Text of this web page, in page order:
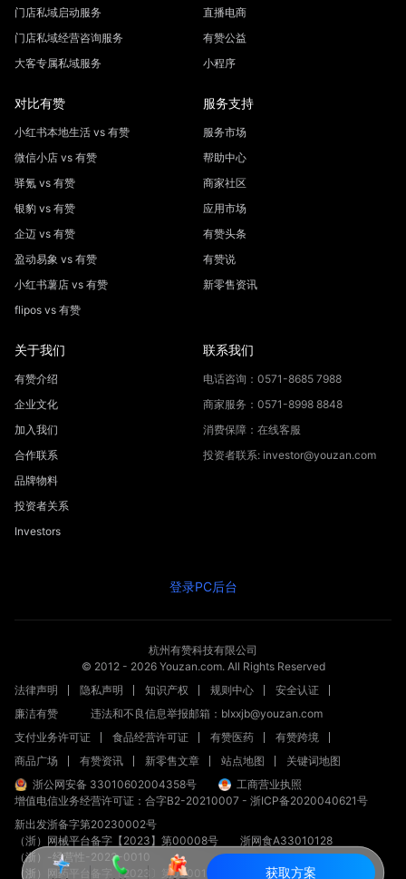
获取方案
门店私域启动服务
门店私域经营咨询服务
大客专属私域服务
直播电商
有赞公益
小程序
对比有赞
小红书本地生活 vs 有赞
微信小店 vs 有赞
驿氪 vs 有赞
银豹 vs 有赞
企迈 vs 有赞
盈动易象 vs 有赞
小红书薯店 vs 有赞
flipos vs 有赞
服务支持
服务市场
帮助中心
商家社区
应用市场
有赞头条
有赞说
新零售资讯
关于我们
有赞介绍
企业文化
加入我们
合作联系
品牌物料
投资者关系
Investors
联系我们
电话咨询：0571-8685 7988
商家服务：0571-8998 8848
消费保障：在线客服
投资者联系: investor@youzan.com
登录PC后台
杭州有赞科技有限公司
© 2012 - 2026Youzan.com. All Rights Reserved
法律声明
隐私声明 知识产权 规则中心
安全认证
廉洁有赞
违法和不良信息举报邮箱：blxxjb@youzan.com
支付业务许可证
食品经营许可证 有赞医药
有赞跨境
商品广场
有赞资讯 新零售文章 站点地图
关键词地图
浙公网安备 33010602004358号
工商营业执照
增值电信业务经营许可证：合字B2-20210007 - 浙ICP备2020040621号
新出发浙备字第20230002号
（浙）网械平台备字【2023】第00008号
浙网食A33010128
（浙）-经营性-2023-0010
（浙）网药平台备字〔2023〕第000012-000号